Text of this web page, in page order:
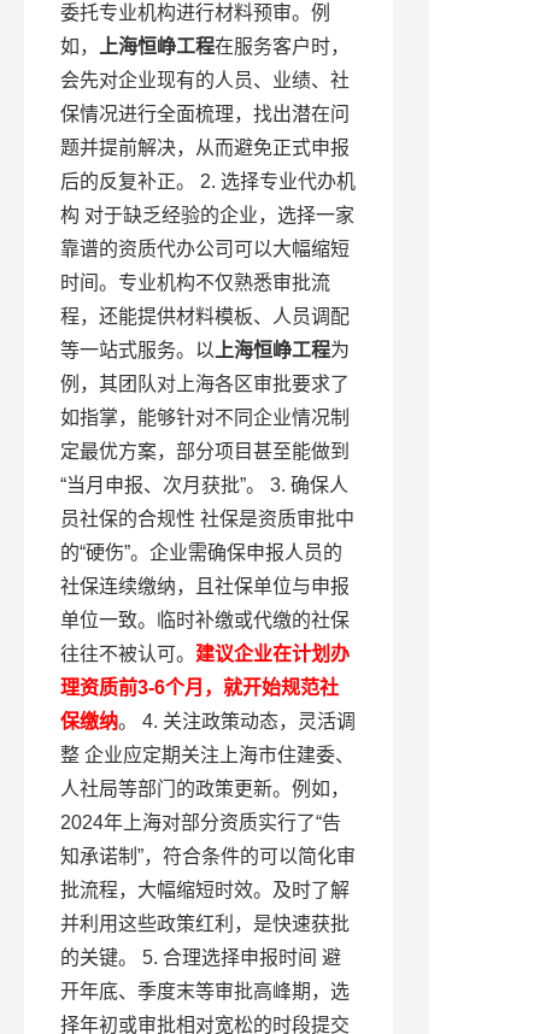
委托专业机构进行材料预审。例
如，
上海恒峥工程在服务客户时，
会先对企业现有的人员、业绩、社
保情况进行全面梳理，找出潜在问
题并提前解决，从而避免正式申报
后的反复补正。 2. 选择专业代办机
构 对于缺乏经验的企业，选择一家
靠谱的资质代办公司可以大幅缩短
时间。专业机构不仅熟悉审批流
程，还能提供材料模板、人员调配
等一站式服务。以 上海恒峥工程为
例，其团队对上海各区审批要求了
如指掌，能够针对不同企业情况制
定最优方案，部分项目甚至能做到
“当月申报、次月获批”。 3. 确保人
员社保的合规性 社保是资质审批中
的“硬伤”。企业需确保申报人员的
社保连续缴纳，且社保单位与申报
单位一致。临时补缴或代缴的社保
往往不被认可。 建议企业在计划办
理资质前3-6个月，就开始规范社
保缴纳。 4. 关注政策动态，灵活调
整 企业应定期关注上海市住建委、
人社局等部门的政策更新。例如，
2024年上海对部分资质实行了“告
知承诺制”，符合条件的可以简化审
批流程，大幅缩短时效。及时了解
并利用这些政策红利，是快速获批
的关键。 5. 合理选择申报时间 避
开年底、季度末等审批高峰期，选
择年初或审批相对宽松的时段提交